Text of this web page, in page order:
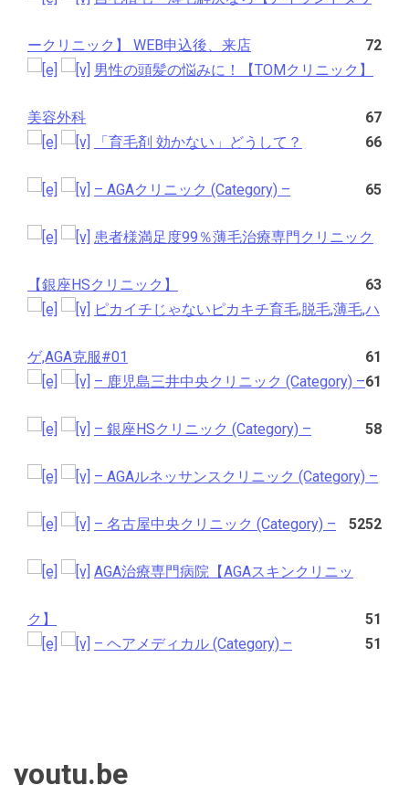
ークリニック】 WEB申込後、来店
72
男性の頭髪の悩みに！【TOMクリニック】
美容外科
67
「育毛剤 効かない」どうして？
66
– AGAクリニック (Category) – 65
患者様満足度99％薄毛治療専門クリニック
【銀座HSクリニック】
63
ピカイチじゃないピカキチ育毛,脱毛,薄毛,ハ
ゲ,AGA克服#01
61
– 鹿児島三井中央クリニック (Category) –61
– 銀座HSクリニック (Category) – 58
– AGAルネッサンスクリニック (Category) –
52
– 名古屋中央クリニック (Category) – 52
AGA治療専門病院【AGAスキンクリニッ
ク】
51
– ヘアメディカル (Category) –
51
youtu.be